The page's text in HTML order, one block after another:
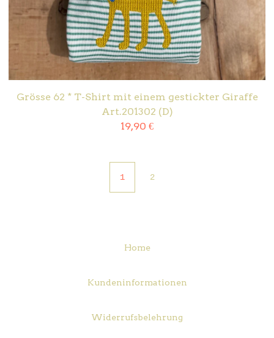
Grösse 62 * T-Shirt mit einem gestickter Giraffe
Art.201302 (D)
19,90 €
1 2
Home
Kundeninformationen
Widerrufsbelehrung